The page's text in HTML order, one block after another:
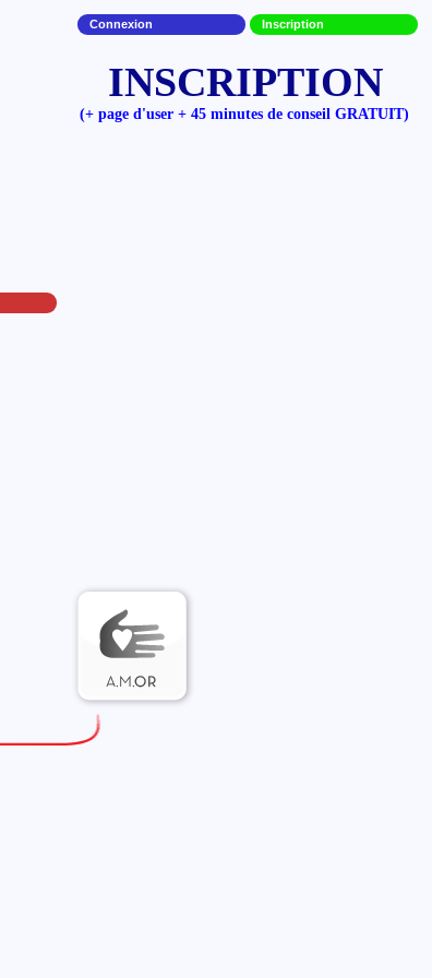
Connexion Inscription
INSCRIPTION
(+ page d'user + 45 minutes de conseil GRATUIT)